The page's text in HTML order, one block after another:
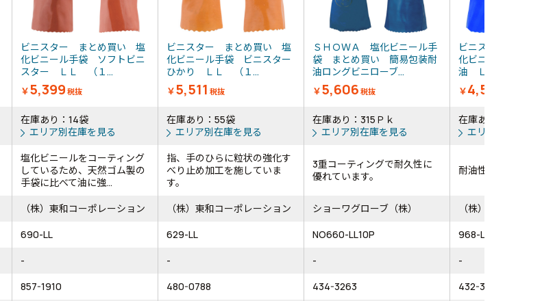
ビニスター まとめ買い 塩
化ビニール手袋 ソフトビニ
スター ＬＬ （１...
￥5,399 税抜
ビニスター まとめ買い 塩
化ビニール手袋 ビニスター
ひかり ＬＬ （１...
￥5,511 税抜
ＳＨＯＷＡ 塩化ビニール手
袋 まとめ買い 簡易包装耐
油ロングビニローブ...
￥5,606 税抜
ビニスター まと
化ビニール手袋
油 ＬＬ （１０
￥4,520
在庫あり：14袋
エリア別在庫を見る
在庫あり：55袋
エリア別在庫を見る
在庫あり：315Ｐｋ
エリア別在庫を見る
在庫あり：104袋
エリア別在庫を
塩化ビニールをコーティング
しているため、天然ゴム製の
手袋に比べて油に強...
指、手のひらに粒状の強化す
べり止め加工を施していま
す。
3重コーティングで耐久性に
優れています。
耐油性に優れた手
（株）東和コーポレーション （株）東和コーポレーション ショーワグローブ（株）
（株）東和コーポ
690-LL 629-LL NO660-LL10P
968-LL
- - -
-
857-1910 480-0788 434-3263
432-3611